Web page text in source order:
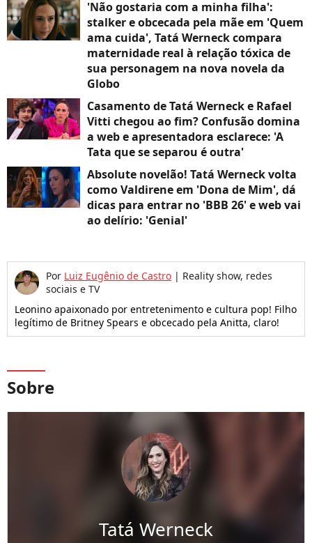
'Não gostaria com a minha filha':
stalker e obcecada pela mãe em 'Quem
ama cuida', Tatá Werneck compara
maternidade real à relação tóxica de
sua personagem na nova novela da
Globo
Casamento de Tatá Werneck e Rafael
Vitti chegou ao fim? Confusão domina
a web e apresentadora esclarece: 'A
Tata que se separou é outra'
Absolute novelão! Tatá Werneck volta
como Valdirene em 'Dona de Mim', dá
dicas para entrar no 'BBB 26' e web vai
ao delírio: 'Genial'
Por Luiz Eugênio de Castro | Reality show, redes
sociais e TV
Leonino apaixonado por entretenimento e cultura pop! Filho
legítimo de Britney Spears e obcecado pela Anitta, claro!
Sobre
Tatá Werneck